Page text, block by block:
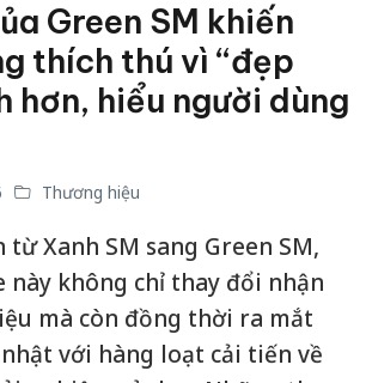
Green SM khiến
thích thú vì “đẹp
hơn, hiểu người dùng
Thương hiệu
Xanh SM sang Green SM,
này không chỉ thay đổi nhận
mà còn đồng thời ra mắt
với hàng loạt cải tiến về